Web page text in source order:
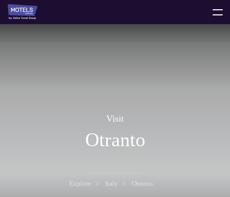
Visit
Otranto
Explore Italy Otranto